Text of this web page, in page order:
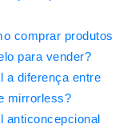
comprar produtos
para vender?
a diferença entre
mirrorless?
anticoncepcional